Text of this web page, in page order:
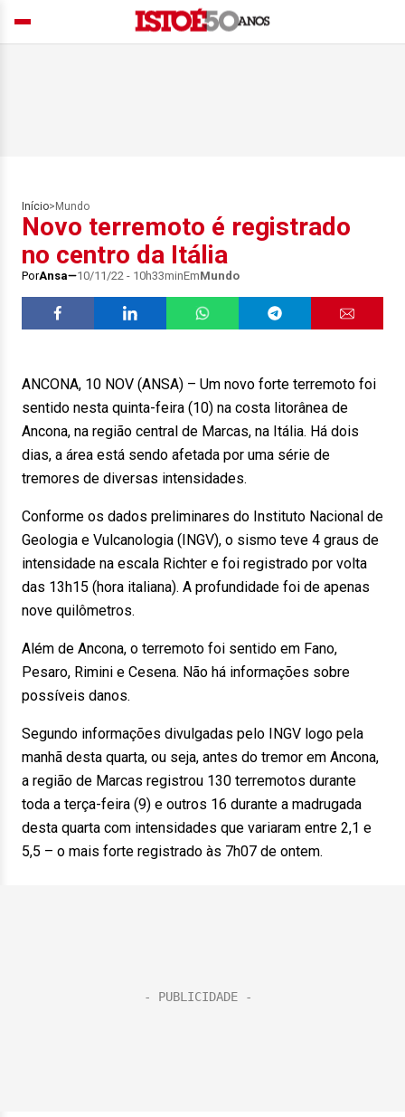
Início> Mundo
Novo terremoto é registrado
no centro da Itália
PorAnsa 10/11/22 - 10h33minEmMundo
ANCONA, 10 NOV (ANSA) – Um novo forte terremoto foi
sentido nesta quinta-feira (10) na costa litorânea de
Ancona, na região central de Marcas, na Itália. Há dois
dias, a área está sendo afetada por uma série de
tremores de diversas intensidades.
Conforme os dados preliminares do Instituto Nacional de
Geologia e Vulcanologia (INGV), o sismo teve 4 graus de
intensidade na escala Richter e foi registrado por volta
das 13h15 (hora italiana). A profundidade foi de apenas
nove quilômetros.
Além de Ancona, o terremoto foi sentido em Fano,
Pesaro, Rimini e Cesena. Não há informações sobre
possíveis danos.
Segundo informações divulgadas pelo INGV logo pela
manhã desta quarta, ou seja, antes do tremor em Ancona,
a região de Marcas registrou 130 terremotos durante
toda a terça-feira (9) e outros 16 durante a madrugada
desta quarta com intensidades que variaram entre 2,1 e
5,5 – o mais forte registrado às 7h07 de ontem.